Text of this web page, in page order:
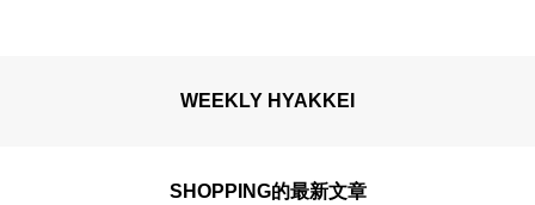
WEEKLY HYAKKEI
SHOPPING的最新文章